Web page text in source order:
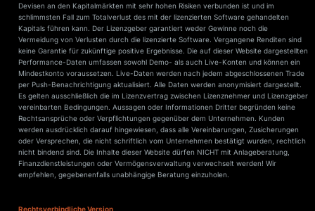
Devisen an den Kapitalmärkten mit sehr hohen Risiken verbunden ist und im
schlimmsten Fall zum Totalverlust des mit der lizenzierten Software gehandelten
Kapitals führen kann. Der Lizenzgeber garantiert weder Gewinne noch die
Vermeidung von Verlusten durch die lizenzierte Software. Vergangene Renditen sind
keine Garantie für zukünftige positive Ergebnisse. Die auf dieser Website dargestellten
Performance-Daten umfassen sowohl Demo- als auch Live-Konten und können ein
Mindestkonto voraussetzen. Live-Daten werden nach jedem abgeschlossenen Trade
per Push-Benachrichtigung aktualisiert. Alle Daten werden anonymisiert dargestellt.
Es gelten ausschließlich die im Lizenzvertrag zwischen Lizenznehmer und Lizenzgeber
vereinbarten Bedingungen. Aussagen oder Informationen Dritter begründen keine
Rechtsansprüche oder Verpflichtungen gegenüber dem Unternehmen. Kunden
werden ausdrücklich darauf hingewiesen, dass alle Vereinbarungen, Zusicherungen
oder Versprechen, die nicht schriftlich vom Unternehmen bestätigt wurden, rechtlich
nicht bindend sind. Die Inhalte dieser Website dürfen NICHT mit Anlageberatung,
Finanzdienstleistungen oder Vermögensverwaltung verwechselt werden! Wir
empfehlen, gegebenenfalls unabhängige Beratung einzuholen.
Rechtsverbindliche Version